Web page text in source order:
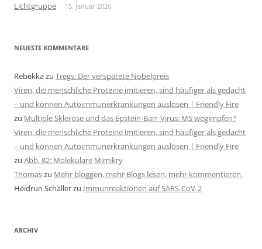
Lichtgruppe 15. Januar 2026
NEUESTE KOMMENTARE
Rebekkazu Tregs: Der verspätete Nobelpreis
Viren, die menschliche Proteine imitieren, sind häufiger als gedacht
– und können Autoimmunerkrankungen auslösen | Friendly Fire
zu Multiple Sklerose und das Epstein-Barr-Virus: MS wegimpfen?
Viren, die menschliche Proteine imitieren, sind häufiger als gedacht
– und können Autoimmunerkrankungen auslösen | Friendly Fire
zu Abb. 82: Molekulare Mimikry
Thomaszu Mehr bloggen, mehr Blogs lesen, mehr kommentieren.
Heidrun Schallerzu Immunreaktionen auf SARS-CoV-2
ARCHIV